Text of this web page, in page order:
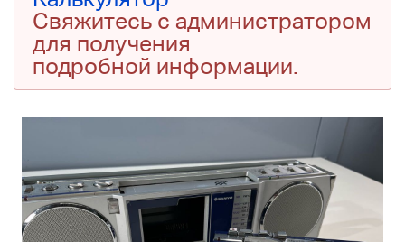
Свяжитесь с администратором
для получения
подробной информации.